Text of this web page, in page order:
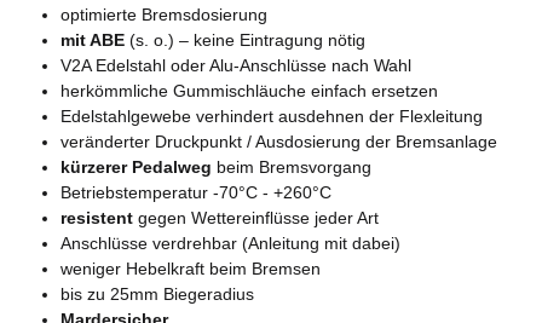
optimierte Bremsdosierung
mit ABE (s. o.) – keine Eintragung nötig
V2A Edelstahl oder Alu-Anschlüsse nach Wahl
herkömmliche Gummischläuche einfach ersetzen
Edelstahlgewebe verhindert ausdehnen der Flexleitung
veränderter Druckpunkt / Ausdosierung der Bremsanlage
kürzerer Pedalweg beim Bremsvorgang
Betriebstemperatur -70°C - +260°C
resistent gegen Wettereinflüsse jeder Art
Anschlüsse verdrehbar (Anleitung mit dabei)
weniger Hebelkraft beim Bremsen
bis zu 25mm Biegeradius